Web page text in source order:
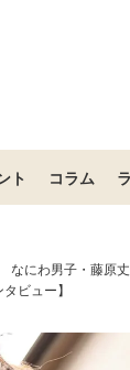
ト コラム
なにわ男子・藤原
ビュー】